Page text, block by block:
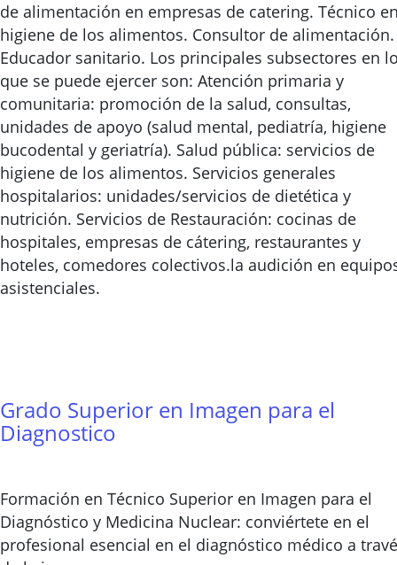
de alimentación en empresas de catering. Técnico
higiene de los alimentos. Consultor de alimentación.
Educador sanitario. Los principales subsectores en
que se puede ejercer son: Atención primaria y
comunitaria: promoción de la salud, consultas,
unidades de apoyo (salud mental, pediatría, higiene
bucodental y geriatría). Salud pública: servicios de
higiene de los alimentos. Servicios generales
hospitalarios: unidades/servicios de dietética y
nutrición. Servicios de Restauración: cocinas de
hospitales, empresas de cátering, restaurantes y
hoteles, comedores colectivos.la audición en
asistenciales.
Grado Superior en Imagen para el
Diagnostico
Formación en Técnico Superior en Imagen para el
Diagnóstico y Medicina Nuclear: conviértete en el
profesional esencial en el diagnóstico médico a